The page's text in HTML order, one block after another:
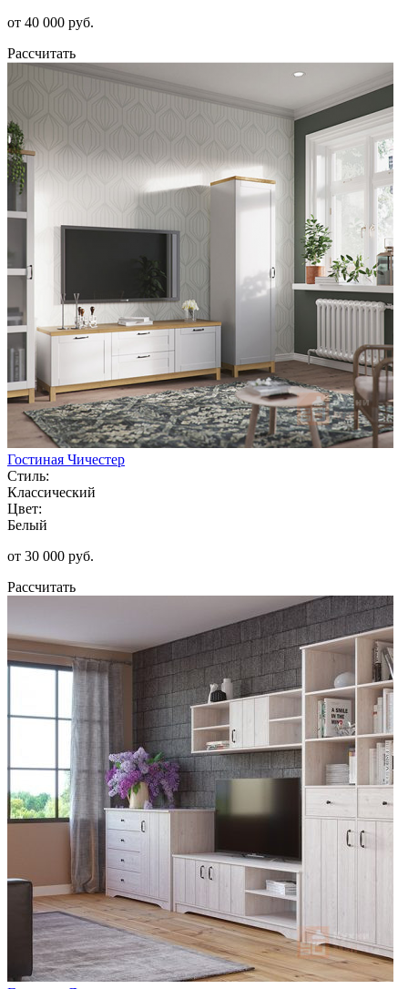
от 40 000 руб.
Рассчитать
Гостиная Чичестер
Стиль:
Классический
Цвет:
Белый
от 30 000 руб.
Рассчитать